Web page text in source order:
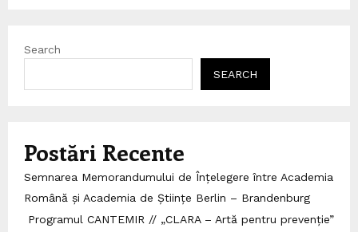
Search
SEARCH
Postări Recente
Semnarea Memorandumului de Înțelegere între Academia
Română și Academia de Științe Berlin – Brandenburg
Programul CANTEMIR // „CLARA – Artă pentru prevenție”